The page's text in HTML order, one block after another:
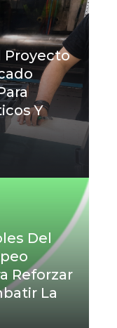
Proyecto
Y
Del
Reforzar
La